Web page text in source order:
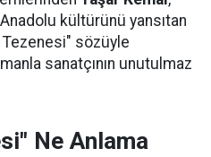
Anadolu kültürünü yansıtan
Tezenesi" sözüyle
sanatçının unutulmaz
Ne Anlama